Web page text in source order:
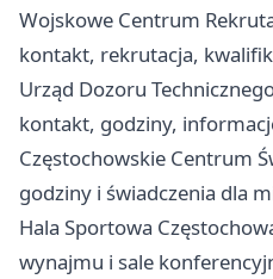
Wojskowe Centrum
kontakt, rekrutacja,
Urząd Dozoru
kontakt, godziny,
Częstochowskie Centrum
godziny i świadczenia dla
Hala Sportowa
wynajmu i sale